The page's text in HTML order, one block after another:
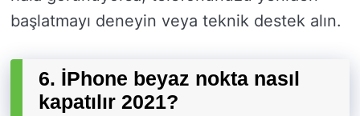
başlatmayı deneyin veya teknik destek alın.
6. İPhone beyaz nokta nasıl
kapatılır 2021?